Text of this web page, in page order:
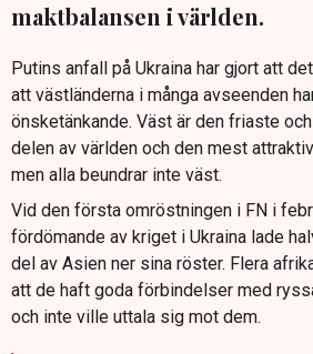
maktbalansen i världen.
Putins anfall på Ukraina har gjort att
att västländerna i många avseenden
önsketänkande. Väst är den friaste
delen av världen och den mest
men alla beundrar inte väst.
Vid den första omröstningen i FN i
fördömande av kriget i Ukraina lade
del av Asien ner sina röster. Flera
att de haft goda förbindelser med
och inte ville uttala sig mot dem.